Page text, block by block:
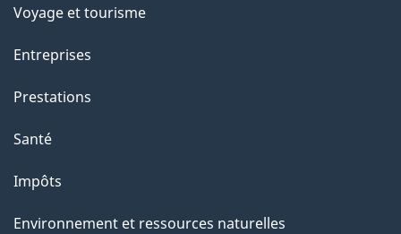
e
t
e
p
g
e
Voyage et tourisme
Entreprises
Prestations
Santé
Impôts
Environnement et ressources naturelles